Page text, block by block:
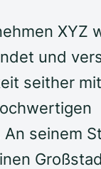
XYZ
und
seither mit
An seinem